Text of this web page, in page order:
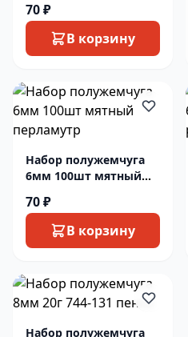
70 ₽
В корзину
Набор полужемчуга
6мм 100шт мятный
70 ₽
В корзину
Набор полужемчуга